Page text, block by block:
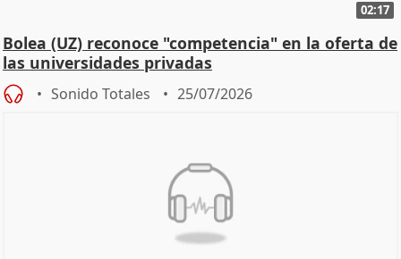
02:17
Bolea (UZ) reconoce "competencia" en la oferta de
las universidades privadas
Sonido Totales 25/07/2026